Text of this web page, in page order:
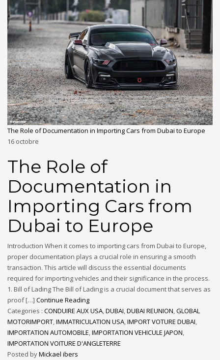
The Role of Documentation in Importing Cars from Dubai to Europe
16 octobre
The Role of
Documentation in
Importing Cars from
Dubai to Europe
Introduction When it comes to importing cars from Dubai to Europe,
proper documentation plays a crucial role in ensuring a smooth
transaction. This article will discuss the essential documents
required for importing vehicles and their significance in the process.
1. Bill of Lading The Bill of Lading is a crucial document that serves as
proof […] Continue Reading
Categories : CONDUIRE AUX USA,DUBAI,DUBAI REUNION,GLOBAL
MOTORIMPORT,IMMATRICULATION USA,IMPORT VOTURE DUBAI,
IMPORTATION AUTOMOBILE,IMPORTATION VEHICULE JAPON,
IMPORTATION VOITURE D'ANGLETERRE
Posted byMickael ibers